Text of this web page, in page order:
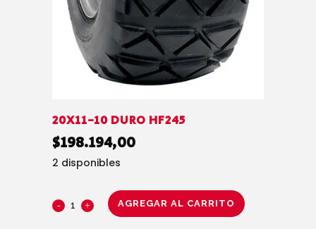
20X11-10 DURO HF245
$198.194,00
2 disponibles
AGREGAR AL CARRITO